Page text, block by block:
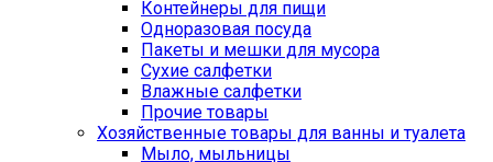
Контейнеры для пищи
Одноразовая посуда
Пакеты и мешки для мусора
Сухие салфетки
Влажные салфетки
Прочие товары
Хозяйственные товары для ванны и туалета
Мыло, мыльницы